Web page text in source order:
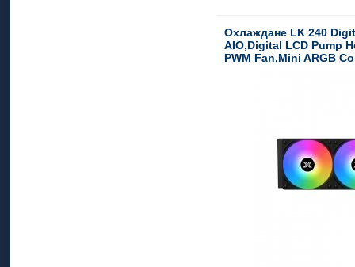
Охлаждане LK 240
AIO,Digital LCD Pump
PWM Fan,Mini ARGB